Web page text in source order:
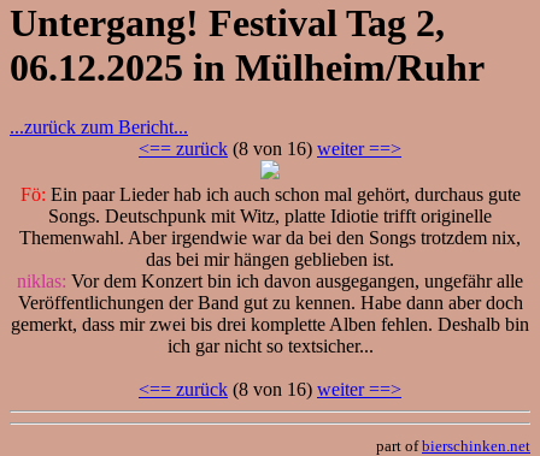
Untergang! Festival Tag 2,
06.12.2025 in Mülheim/Ruhr
...zurück zum Bericht...
<== zurück (8 von 16) weiter ==>
Fö: Ein paar Lieder hab ich auch schon mal gehört, durchaus gute
Songs. Deutschpunk mit Witz, platte Idiotie trifft originelle
Themenwahl. Aber irgendwie war da bei den Songs trotzdem nix,
das bei mir hängen geblieben ist.
niklas: Vor dem Konzert bin ich davon ausgegangen, ungefähr alle
Veröffentlichungen der Band gut zu kennen. Habe dann aber doch
gemerkt, dass mir zwei bis drei komplette Alben fehlen. Deshalb bin
ich gar nicht so textsicher...
<== zurück (8 von 16) weiter ==>
part ofbierschinken.net